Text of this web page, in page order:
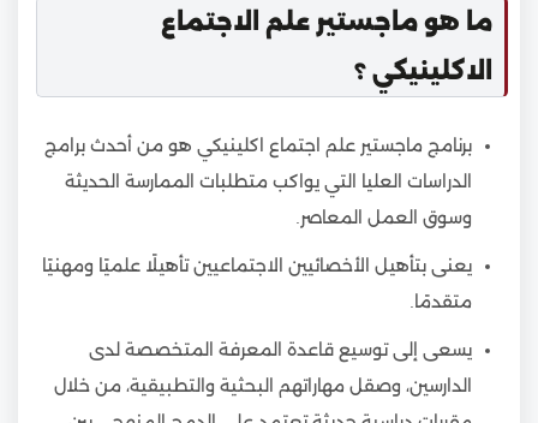
ما هو ماجستير علم الاجتماع
الاكلينيكي ؟
برنامج ماجستير علم اجتماع اكلينيكي هو من أحدث برامج
الدراسات العليا التي يواكب متطلبات الممارسة الحديثة
وسوق العمل المعاصر.
يعنى بتأهيل الأخصائيين الاجتماعيين تأهيلًا علميًا ومهنيًا
متقدمًا.
يسعى إلى توسيع قاعدة المعرفة المتخصصة لدى
الدارسين، وصقل مهاراتهم البحثية والتطبيقية، من خلال